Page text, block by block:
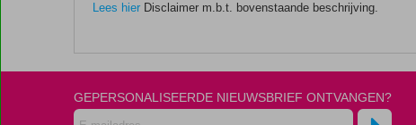
Lees hier Disclaimer m.b.t. bovenstaande beschrijving.
door
GEPERSONALISEERDE NIEUWSBRIEF ONTVANGEN?